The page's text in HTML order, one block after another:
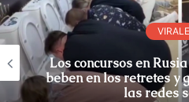
Los concursos en
beben en los retretes y
las redes